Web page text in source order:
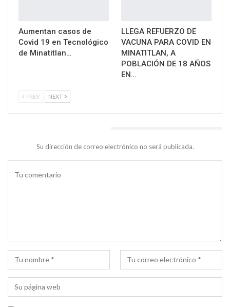
Aumentan casos de
Covid 19 en Tecnológico
de Minatitlan…
LLEGA REFUERZO DE
VACUNA PARA COVID EN
MINATITLAN, A
POBLACIÓN DE 18 AÑOS
EN…
PREV NEXT
Su dirección de correo electrónico no será publicada.